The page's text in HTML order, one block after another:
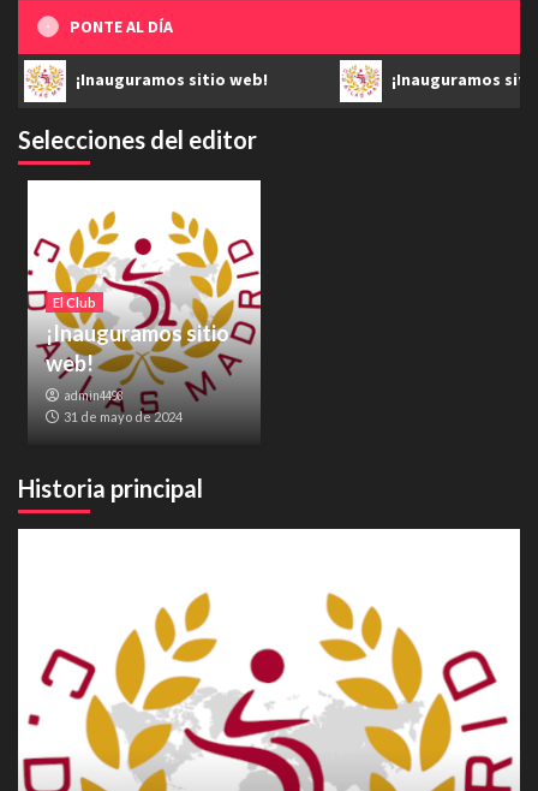
PONTE AL DÍA
¡Inauguramos sitio web! ¡Inauguramos
Historia principal
Selecciones del editor
El Club
¡Inauguramos sitio
web!
admin4498
31 de mayo de 2024